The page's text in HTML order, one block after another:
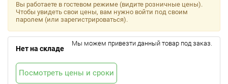
Вы работаете в гостевом режиме (видите розничные цены).
Чтобы увидеть свои цены, вам нужно войти под своим
паролем (или зарегистрироваться).
Нет на складе
Мы можем привезти данный товар под заказ.
Посмотреть цены и сроки